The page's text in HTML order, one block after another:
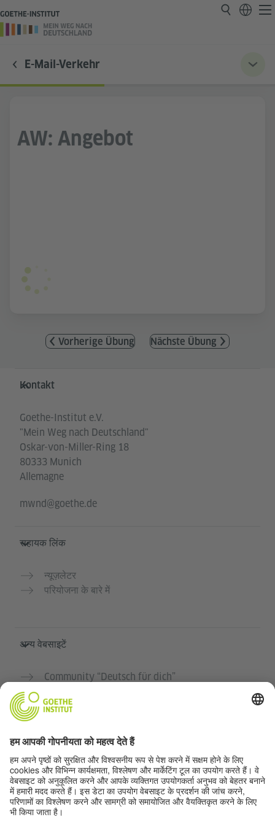
E-Mail-Verkehr
AW: Angebot
Vorherige Übung Nächste Übung
Service- und Informationsbereich
Kontakt
Goethe-Institut e.V.
"Mein Weg nach Deutschland"
Oskar-von-Miller-Ring 18
80333 Munich
Allemagne
mwnd@goethe.de
सहायक लिंक
न्यूज़लेटर
परियोजना के बारे में
अन्य वेबसाइटें
Community “Deutsch für dich”
गोएथे संस्थान के जर्मन पाठ्यक्रम
गोपनीयता और सुगम्यता
गोपनीयता सेटिंग्स